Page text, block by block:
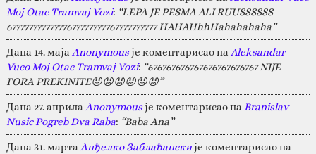
Moj Otac Tramvaj Vozi: “LEPA JE PESMA ALI RUUSSSSSS
67777777777777677777777767777777777 HAHAHhhHahahahaha”
Дана 14. маја Anonymousје коментарисао на Aleksandar
Vuco Moj Otac Tramvaj Vozi: “676767676767676767676767 NIJE
FORA PREKINITE😡😡😡😡😡😡”
Дана 27. априла Anonymousје коментарисао на Branislav
Nusic Pogreb Dva Raba: “Baba Ana”
Дана 31. марта Анђелко Заблаћанскије коментарисао на